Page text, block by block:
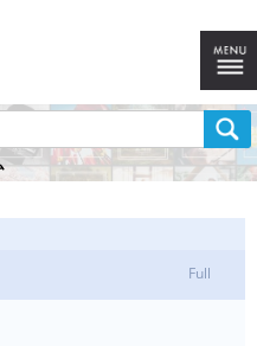
Full